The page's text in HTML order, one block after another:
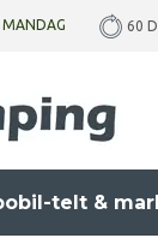
MANDAG 60
telt &